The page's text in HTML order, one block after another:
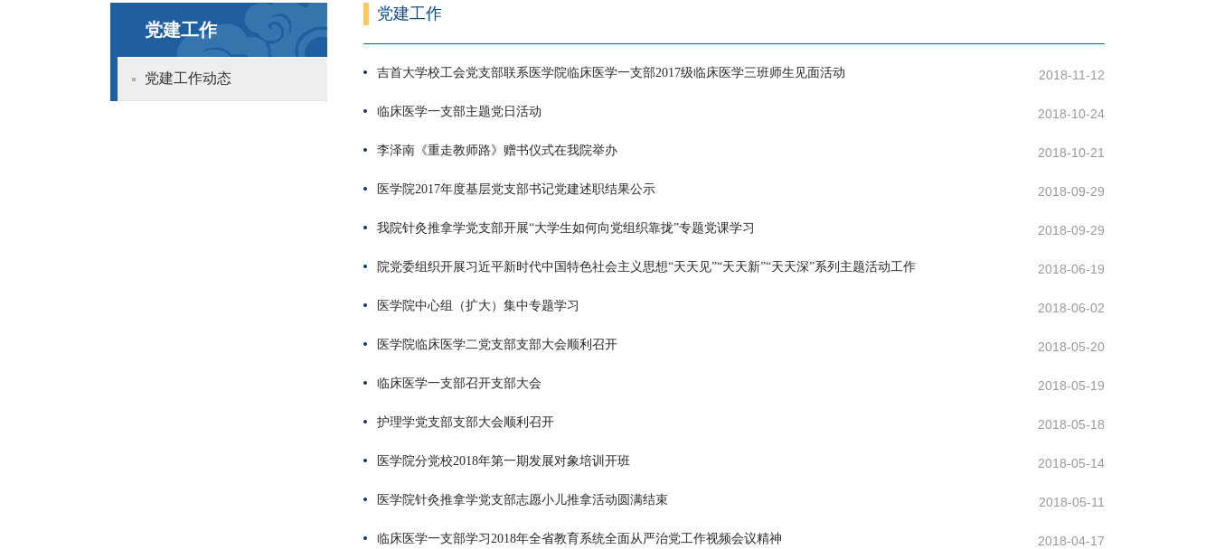
党建工作
党建工作动态
党建工作
吉首大学校工会党支部联系医学院临床医学一支部2017级临床医学三班师生见面活动 2018-11-12
临床医学一支部主题党日活动 2018-10-24
李泽南《重走教师路》赠书仪式在我院举办 2018-10-21
医学院2017年度基层党支部书记党建述职结果公示 2018-09-29
我院针灸推拿学党支部开展“大学生如何向党组织靠拢”专题党课学习 2018-09-29
院党委组织开展习近平新时代中国特色社会主义思想“天天见”“天天新”“天天深”系列主题活动工作 2018-06-19
医学院中心组（扩大）集中专题学习 2018-06-02
医学院临床医学二党支部支部大会顺利召开 2018-05-20
临床医学一支部召开支部大会 2018-05-19
护理学党支部支部大会顺利召开 2018-05-18
医学院分党校2018年第一期发展对象培训开班 2018-05-14
医学院针灸推拿学党支部志愿小儿推拿活动圆满结束 2018-05-11
临床医学一支部学习2018年全省教育系统全面从严治党工作视频会议精神 2018-04-17